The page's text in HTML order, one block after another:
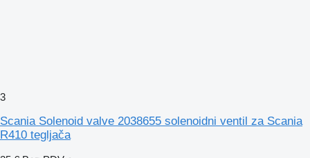
3
Scania Solenoid valve 2038655 solenoidni ventil za Scania
R410 tegljača